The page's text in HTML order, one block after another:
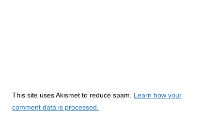
This site uses Akismet to reduce spam. Learn how your
comment data is processed.